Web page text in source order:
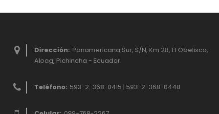
Dirección: Panamericana Sur, S/N, Km 28, El Obelisco,
Aloag, Pichincha - Ecuador.
Teléfono: 593-2-368-0415 | 593-2-368-0448